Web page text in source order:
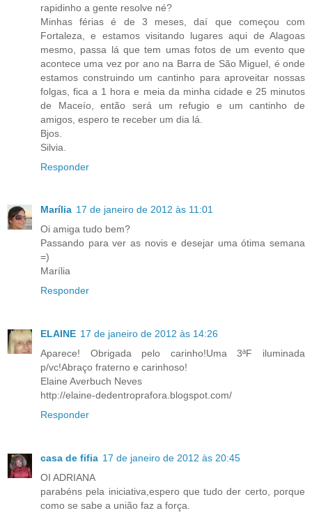
rapidinho a gente resolve né?
Minhas férias é de 3 meses, daí que começou com
Fortaleza, e estamos visitando lugares aqui de Alagoas
mesmo, passa lá que tem umas fotos de um evento que
acontece uma vez por ano na Barra de São Miguel, é onde
estamos construindo um cantinho para aproveitar nossas
folgas, fica a 1 hora e meia da minha cidade e 25 minutos
de Maceío, então será um refugio e um cantinho de
amigos, espero te receber um dia lá.
Bjos.
Silvia.
Responder
Marília 17 de janeiro de 2012 às 11:01
Oi amiga tudo bem?
Passando para ver as novis e desejar uma ótima semana
=)
Marília
Responder
ELAINE 17 de janeiro de 2012 às 14:26
Aparece! Obrigada pelo carinho!Uma 3ªF iluminada
p/vc!Abraço fraterno e carinhoso!
Elaine Averbuch Neves
http://elaine-dedentroprafora.blogspot.com/
Responder
casa de fifia 17 de janeiro de 2012 às 20:45
OI ADRIANA
parabéns pela iniciativa,espero que tudo der certo, porque
como se sabe a união faz a força.